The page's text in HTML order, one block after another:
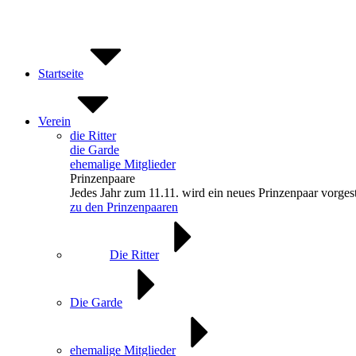
Startseite
Verein
die Ritter
die Garde
ehemalige Mitglieder
Prinzenpaare
Jedes Jahr zum 11.11. wird ein neues Prinzenpaar
zu den Prinzenpaaren
Die Ritter
Die Garde
ehemalige Mitglieder